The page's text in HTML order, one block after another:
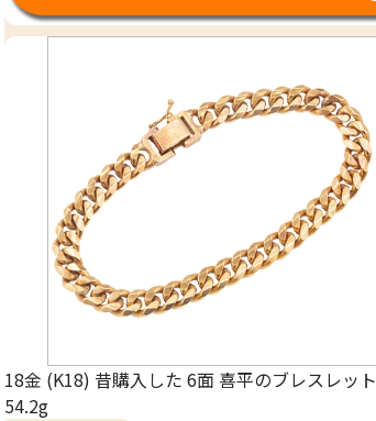
18金 (K18) 昔購入した 6面 喜平のブレスレット
54.2g